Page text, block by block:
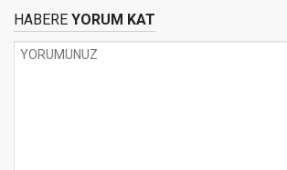
HABERE YORUM KAT